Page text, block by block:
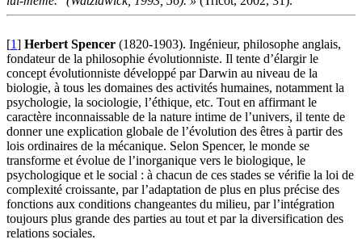
[1] Herbert Spencer (1820-1903). Ingénieur, philosophe anglais,
fondateur de la philosophie évolutionniste. Il tente d’élargir le
concept évolutionniste développé par Darwin au niveau de la
biologie, à tous les domaines des activités humaines, notamment la
psychologie, la sociologie, l’éthique, etc. Tout en affirmant le
caractère inconnaissable de la nature intime de l’univers, il tente de
donner une explication globale de l’évolution des êtres à partir des
lois ordinaires de la mécanique. Selon Spencer, le monde se
transforme et évolue de l’inorganique vers le biologique, le
psychologique et le social : à chacun de ces stades se vérifie la loi de
complexité croissante, par l’adaptation de plus en plus précise des
fonctions aux conditions changeantes du milieu, par l’intégration
toujours plus grande des parties au tout et par la diversification des
relations sociales.